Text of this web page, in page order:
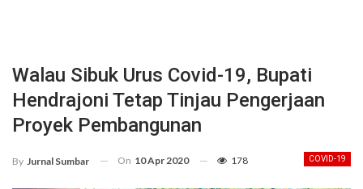
Walau Sibuk Urus Covid-19, Bupati
Hendrajoni Tetap Tinjau Pengerjaan
Proyek Pembangunan
COVID-19
By Jurnal Sumbar On 10 Apr 2020 178